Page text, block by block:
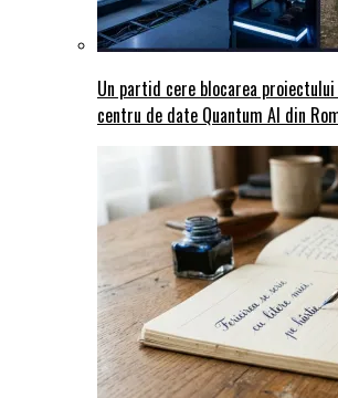
Un partid cere blocarea
centru de date Quantum AI din